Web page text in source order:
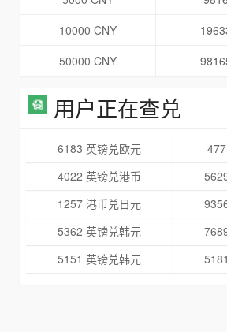
10000 CNY
50000 CNY
用户正在查兑
6183 英镑兑欧元
4022 英镑兑港币
1257 港币兑日元
5362 英镑兑韩元
5151 英镑兑韩元